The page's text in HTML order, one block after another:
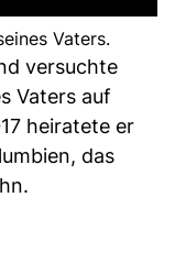
Vaters.
versuchte
Vaters auf
heiratete er
das